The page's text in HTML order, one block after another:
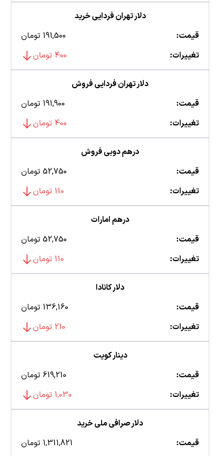
دلار تهران فردایی خرید
قیمت:
191,500 تومان
تغییرات:
400 تومان
دلار تهران فردایی فروش
قیمت:
191,900 تومان
تغییرات:
400 تومان
درهم دوبی فروش
قیمت:
52,750 تومان
تغییرات:
110 تومان
درهم امارات
قیمت:
52,750 تومان
تغییرات:
110 تومان
دلار کانادا
قیمت:
136,160 تومان
تغییرات:
210 تومان
دینار کویت
قیمت:
619,210 تومان
تغییرات:
1,030 تومان
دلار صرافی ملی خرید
قیمت:
1,311,821 تومان